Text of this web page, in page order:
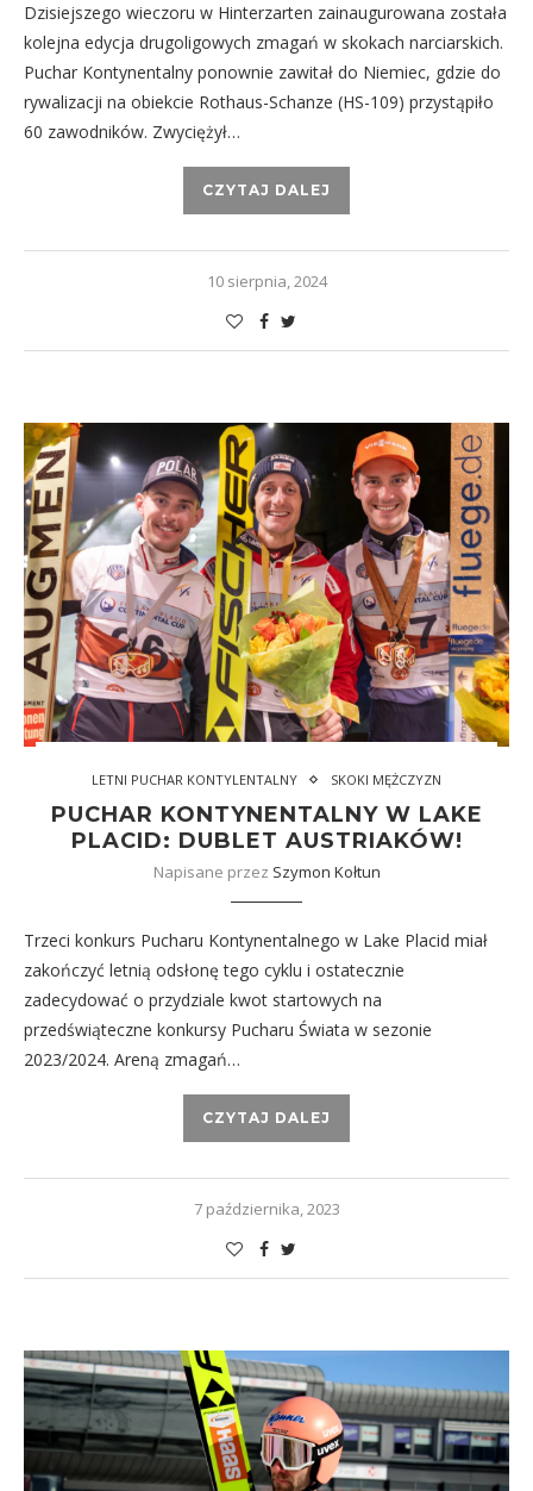
Dzisiejszego wieczoru w Hinterzarten zainaugurowana została
kolejna edycja drugoligowych zmagań w skokach narciarskich.
Puchar Kontynentalny ponownie zawitał do Niemiec, gdzie do
rywalizacji na obiekcie Rothaus-Schanze (HS-109) przystąpiło
60 zawodników. Zwyciężył…
CZYTAJ DALEJ
10 sierpnia, 2024
LETNI PUCHAR KONTYLENTALNY SKOKI MĘŻCZYZN
PUCHAR KONTYNENTALNY W LAKE
PLACID: DUBLET AUSTRIAKÓW!
Napisane przez Szymon Kołtun
Trzeci konkurs Pucharu Kontynentalnego w Lake Placid miał
zakończyć letnią odsłonę tego cyklu i ostatecznie
zadecydować o przydziale kwot startowych na
przedświąteczne konkursy Pucharu Świata w sezonie
2023/2024. Areną zmagań…
CZYTAJ DALEJ
7 października, 2023